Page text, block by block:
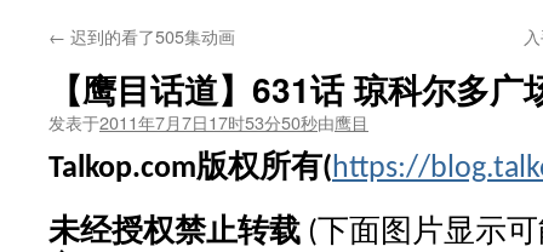
文← 迟到的看了505集动画
【鹰目话道】631话 琼科尔多广
发表于2011年7月7日17时53分50秒由鹰目
Talkop.com版权所有 (https://
未经授权禁止转载 (下面图片显示